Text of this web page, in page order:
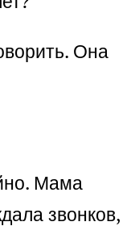
Она
Мама
звонков,